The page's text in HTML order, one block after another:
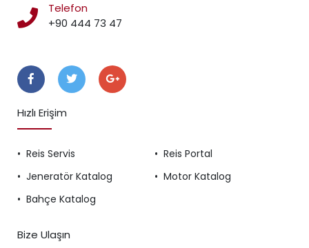
Telefon
+90 444 73 47
Hızlı Erişim
Reis Servis
Reis Portal
Jeneratör Katalog
Motor Katalog
Bahçe Katalog
Bize Ulaşın